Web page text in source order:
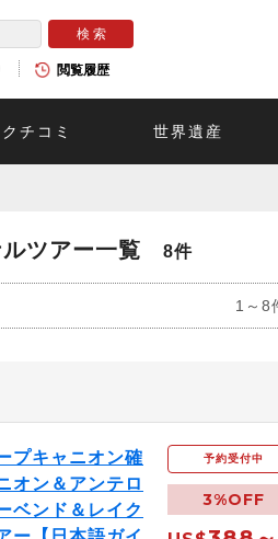
閲覧履歴
クチコミ 世界遺産
ツアー一覧 8件
1～8
プキャニオン確
オン＆アンテロ
ベンド＆レイク
予約受付中
3%OFF